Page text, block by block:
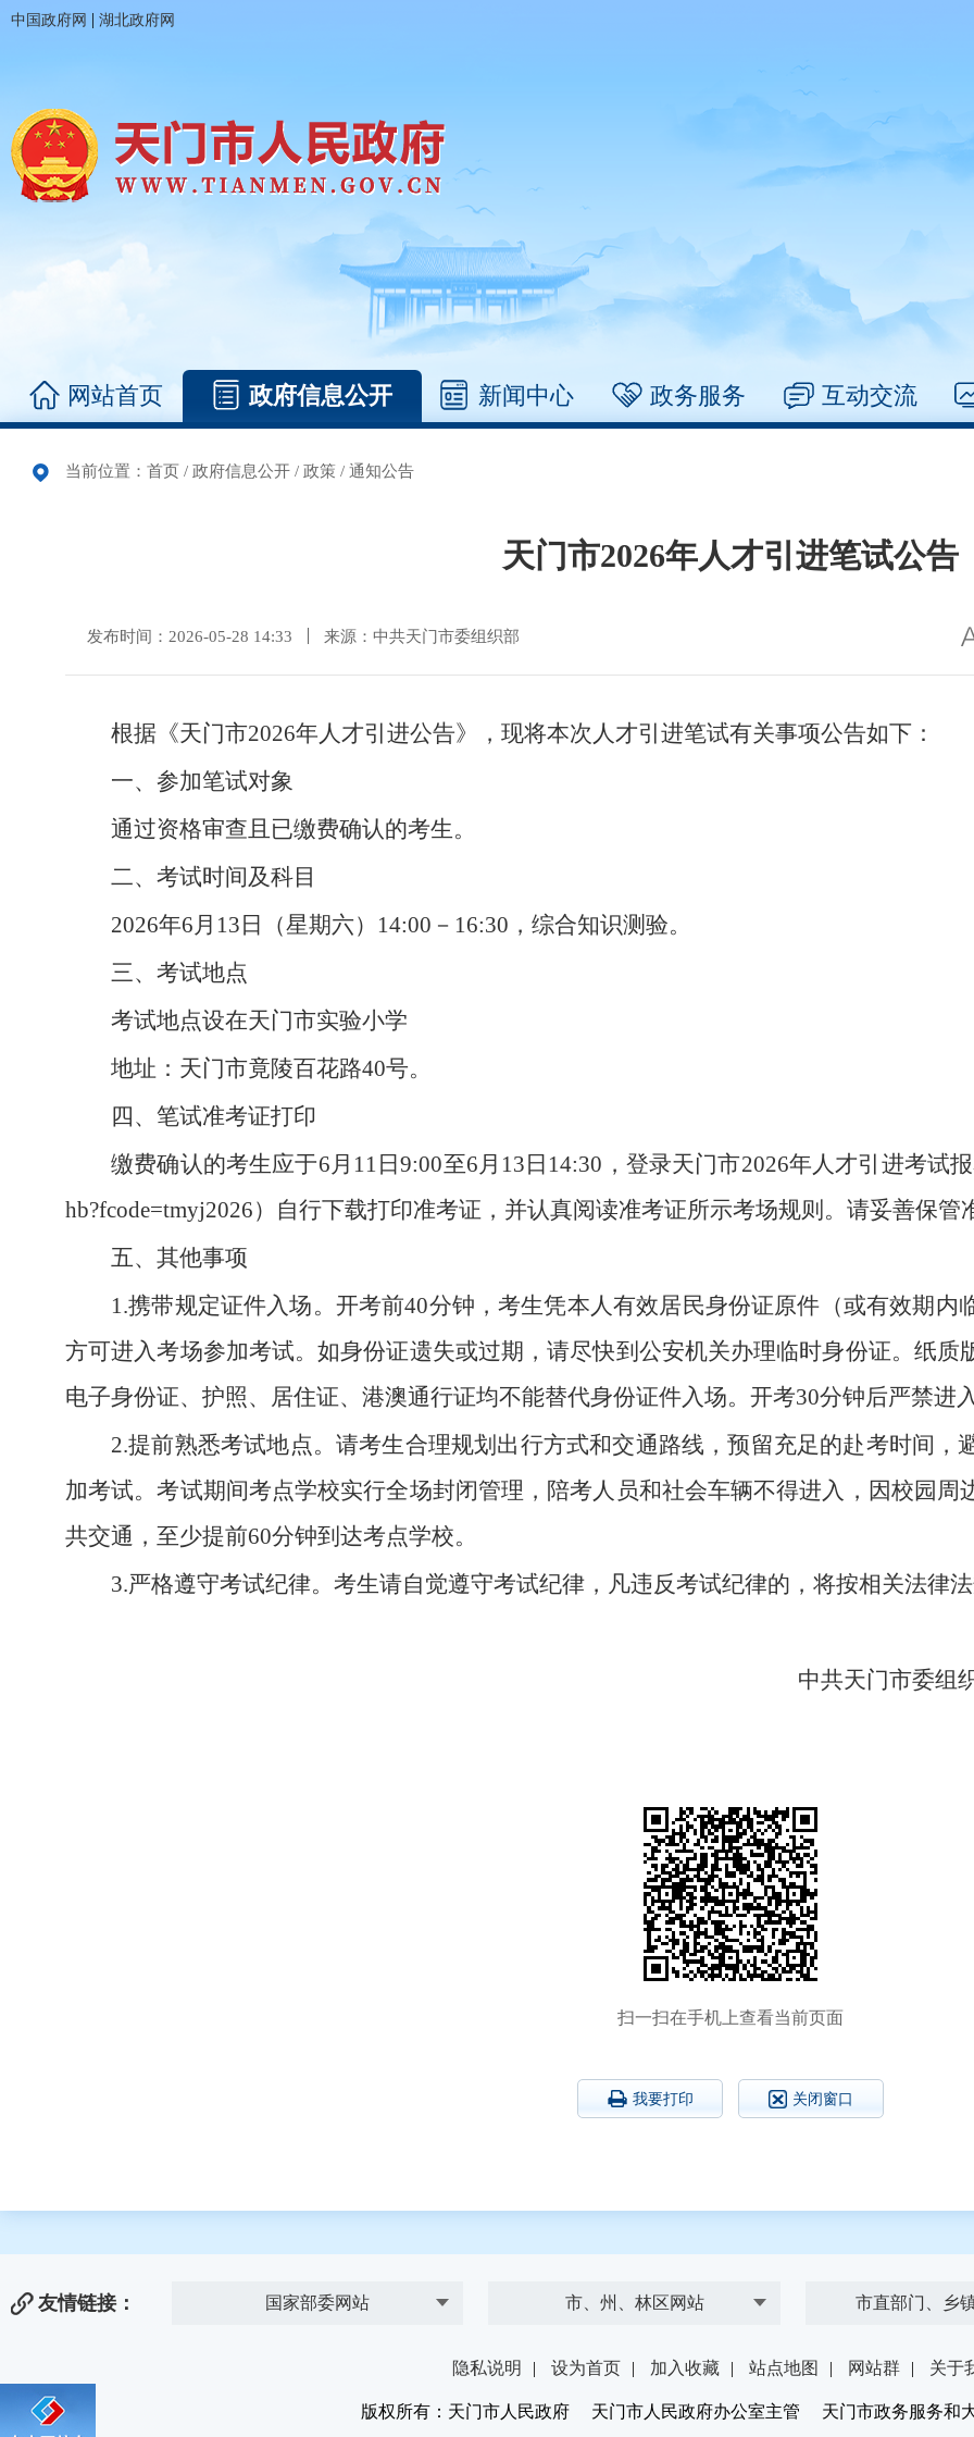
中国政府网 | 湖北政府网
网站首页 政府信息公开 新闻中心 政务服务 互动交流
当前位置： 首页 / 政府信息公开 / 政策 / 通知公告
天门市2026年人才引进笔试公告
发布时间：2026-05-28 14:33 来源：中共天门市委组织部
根据《天门市2026年人才引进公告》，现将本次人才引进笔试有关事项公告如下：
一、参加笔试对象
通过资格审查且已缴费确认的考生。
二、考试时间及科目
2026年6月13日（星期六）14:00－16:30，综合知识测验。
三、考试地点
考试地点设在天门市实验小学
地址：天门市竟陵百花路40号。
四、笔试准考证打印
缴费确认的考生应于6月11日9:00至6月13日14:30，登录天门市2026年人才引进考试
hb?fcode=tmyj2026）自行下载打印准考证，并认真阅读准考证所示考场规则。请妥善保管
五、其他事项
1.携带规定证件入场。开考前40分钟，考生凭本人有效居民身份证原件（或有效期
方可进入考场参加考试。如身份证遗失或过期，请尽快到公安机关办理临时身份证。纸
电子身份证、护照、居住证、港澳通行证均不能替代身份证件入场。开考30分钟后严禁进
2.提前熟悉考试地点。请考生合理规划出行方式和交通路线，预留充足的赴考时间，
加考试。考试期间考点学校实行全场封闭管理，陪考人员和社会车辆不得进入，因校园
共交通，至少提前60分钟到达考点学校。
3.严格遵守考试纪律。考生请自觉遵守考试纪律，凡违反考试纪律的，将按相关法律
中共天门市委
扫一扫在手机上查看当前页面
我要打印 关闭窗口
友情链接： 国家部委网站 市、州、林区网站 市直部门、乡
隐私说明 | 设为首页 | 加入收藏 | 站点地图 | 网站群 | 关于
版权所有：天门市人民政府 天门市人民政府办公室主管 天门市政务服务和